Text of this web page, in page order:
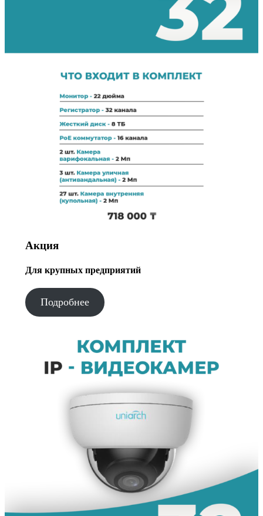
Акция
Для крупных предприятий
Подробнее